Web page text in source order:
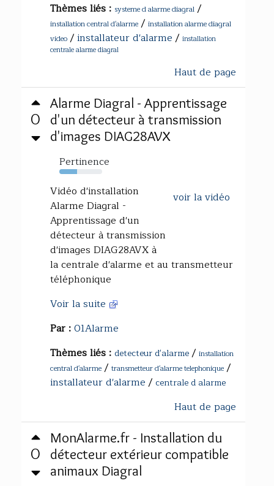
Thèmes liés : systeme d alarme diagral /
installation central d'alarme / installation alarme diagral
video /installateur d'alarme/ installation
centrale alarme diagral
Haut de page
0
Alarme Diagral - Apprentissage
d'un détecteur à transmission
d'images DIAG28AVX
Pertinence
42%
voir la vidéo
Vidéo d'installation
Alarme Diagral -
Apprentissage d'un
détecteur à transmission
d'images DIAG28AVX à
la centrale d'alarme et au transmetteur
téléphonique
Voir la suite
Par :01Alarme
Thèmes liés : detecteur d'alarme/ installation
central d'alarme / transmetteur d'alarme telephonique /
installateur d'alarme/ centrale d alarme
Haut de page
0
MonAlarme.fr - Installation du
détecteur extérieur compatible
animaux Diagral